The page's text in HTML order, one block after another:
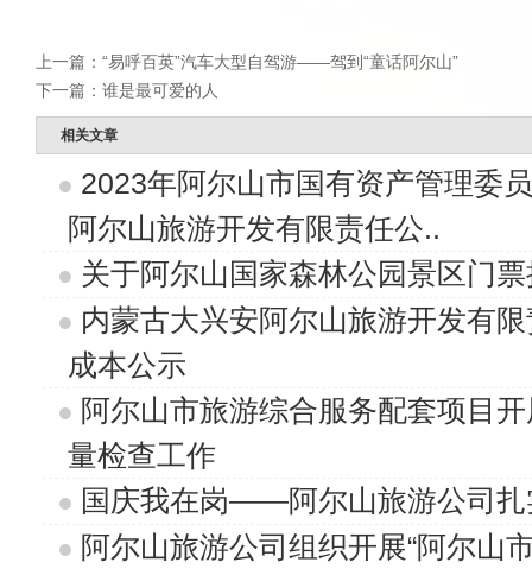
上一篇： “易呼百英”汽车大型自驾游——驾到“童话阿尔山”
下一篇： 谁是最可爱的人
相关文章
2023年阿尔山市国有资产管理委
阿尔山旅游开发有限责任公..
关于阿尔山国家森林公园景区门
内蒙古大兴安阿尔山旅游开发有
成本公示
阿尔山市旅游综合服务配套项目
量检查工作
国庆我在岗——阿尔山旅游公司扎
阿尔山旅游公司组织开展“阿尔山